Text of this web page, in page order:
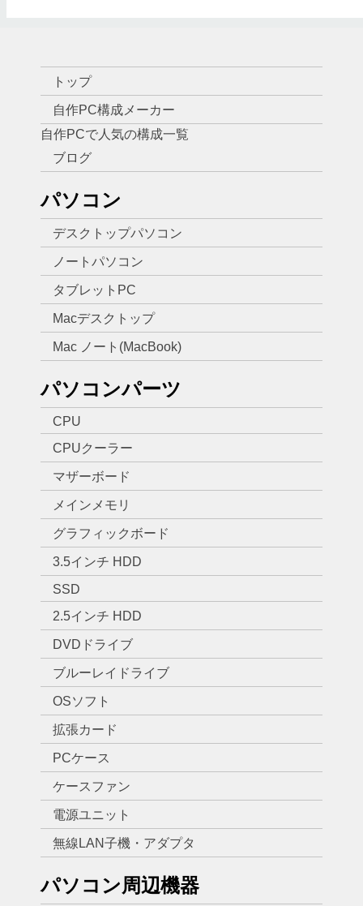
トップ
自作PC構成メーカー
自作PCで人気の構成一覧
ブログ
パソコン
デスクトップパソコン
ノートパソコン
タブレットPC
Macデスクトップ
Mac ノート(MacBook)
パソコンパーツ
CPU
CPUクーラー
マザーボード
メインメモリ
グラフィックボード
3.5インチ HDD
SSD
2.5インチ HDD
DVDドライブ
ブルーレイドライブ
OSソフト
拡張カード
PCケース
ケースファン
電源ユニット
無線LAN子機・アダプタ
パソコン周辺機器